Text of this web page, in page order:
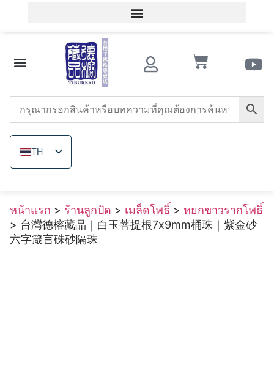
TH
ZH_TW
JA
VI
หน้าแรก > ร้านลูกปัด > เมล็ดโพธิ์ > หยกขาวรากโพธิ์
> 台灣德榕藏品｜白玉菩提根7x9mm桶珠｜紫金砂
六字箴言硃砂隔珠